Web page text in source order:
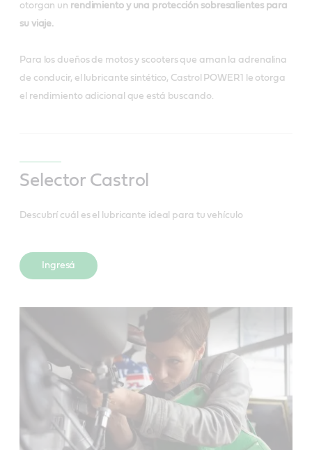
otorgan un rendimiento y una protección sobresalientes para
su viaje.
Para los dueños de motos y scooters que aman la adrenalina
de conducir, el lubricante sintético, Castrol POWER1 le otorga
el rendimiento adicional que está buscando.
Selector Castrol
Descubrí cuál es el lubricante ideal para tu vehículo
Ingresá